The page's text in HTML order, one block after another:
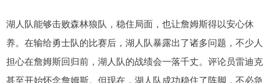
湖人队能够击败森林狼队，稳住局面，也让詹姆斯得以安心休
养。在输给勇士队的比赛后，湖人队暴露出了诸多问题，不少人
担心在詹姆斯回归前，湖人队的战绩会一落千丈。评论员雷迪克
甚至开始怀念詹姆斯。但现在，湖人队成功稳住了阵脚，不必急